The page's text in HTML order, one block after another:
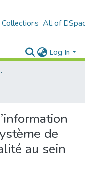
All of
Log In
et système
de
au sein